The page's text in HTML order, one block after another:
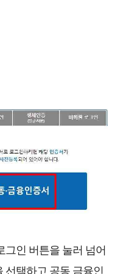
그인 버튼을 눌러 넘어
선택하고 공동 금융인